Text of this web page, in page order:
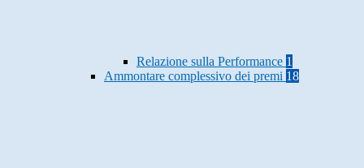
Relazione sulla Performance 1
Ammontare complessivo dei premi 18